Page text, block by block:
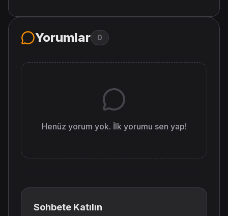
Yorumlar 0
Henüz yorum yok. İlk yorumu sen yap!
Sohbete Katılın